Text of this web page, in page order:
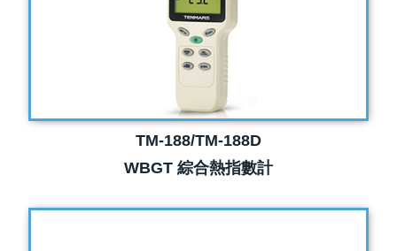
TM-188/TM-188D
WBGT 綜合熱指數計